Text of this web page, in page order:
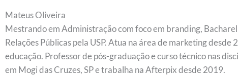
Mateus Oliveira
Mestrando em Administração com foco em branding,
Relações Públicas pela USP. Atua na área de marketing
educação. Professor de pós-graduação e curso técnico nas
em Mogi das Cruzes, SP e trabalha na Afterpix desde 2019.